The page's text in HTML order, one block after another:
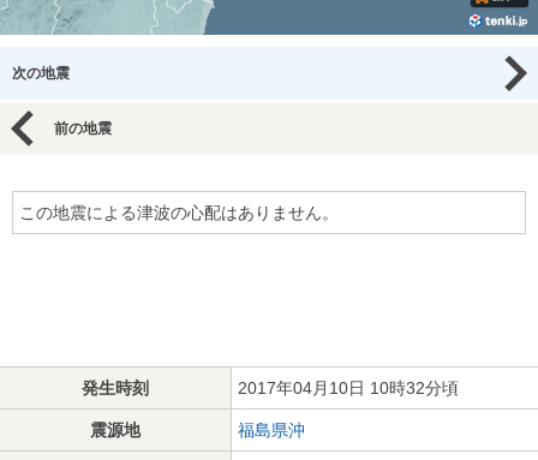
次の地震
前の地震
この地震による津波の心配はありません。
発生時刻 2017年04月10日 10時32分頃
震源地 福島県沖